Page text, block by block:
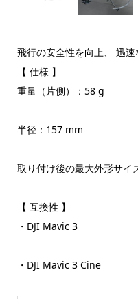
飛行の安全性を向上、 迅速
【 仕様 】
重量（片側）：58 g
半径：157 mm
取り付け後の最大外形サ
【 互換性 】
・DJI Mavic 3
・DJI Mavic 3 Cine